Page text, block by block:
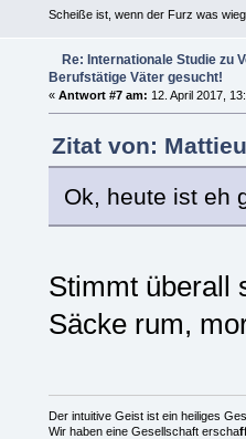
Scheiße ist, wenn der Furz was
Re: Internationale Studie zu
Berufstätige Väter gesucht!
« Antwort #7 am: 12. April 2017,
Zitat von:
Ok, heute ist eh
Stimmt überall
Säcke rum,
Der intuitive Geist ist ein heiliges
Wir haben eine Gesellschaft erschaf